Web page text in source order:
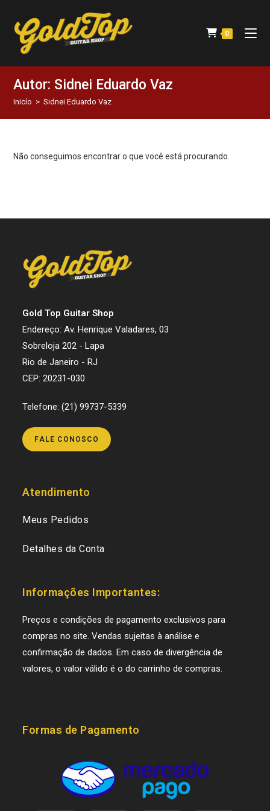
0
Autor: Sidnei Eduardo Vaz
Inicío > Sidnei Eduardo Vaz
Não conseguimos encontrar o que você está procurando.
Gold Top Guitar Shop
Endereço: Av. Henrique Valadares, 03
Sobreloja 202 - Lapa
Rio de Janeiro - RJ
CEP: 20231-030
Telefone: (21) 99737-5339
FALE CONOSCO
Atendimento
Meus Pedidos
Detalhes da Conta
Informações Importantes:
Preços e condições de pagamento exclusivos para
compras no site. Vendas sujeitas à análise e
confirmação de dados. Em caso de divergência de
valores, o valor válido é o do carrinho de compras.
Formas de Pagamento